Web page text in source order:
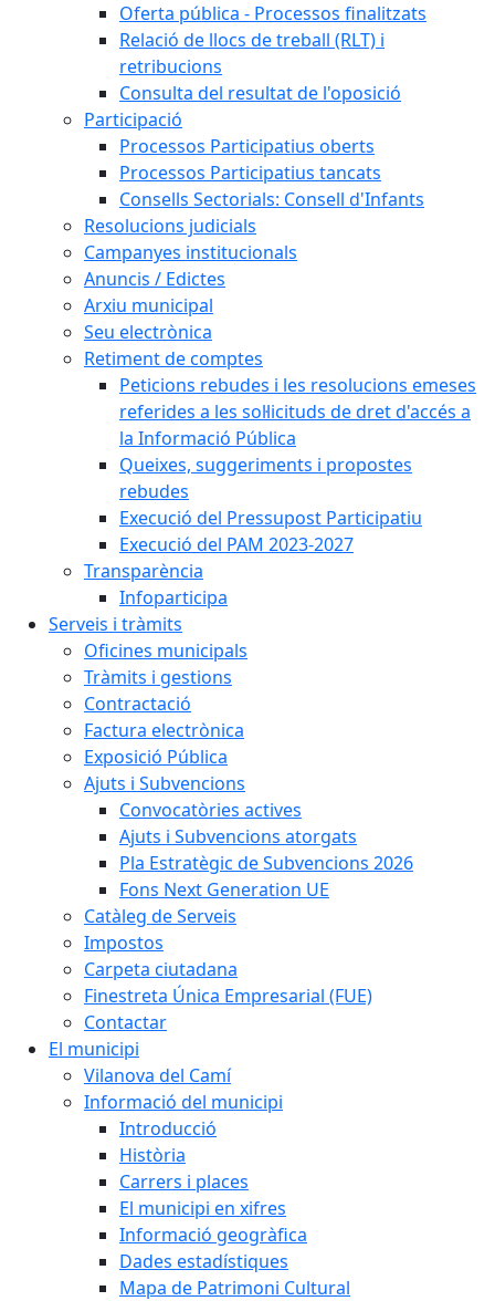
Oferta pública - Processos finalitzats
Relació de llocs de treball (RLT) i
retribucions
Consulta del resultat de l'oposició
Participació
Processos Participatius oberts
Processos Participatius tancats
Consells Sectorials: Consell d'Infants
Resolucions judicials
Campanyes institucionals
Anuncis / Edictes
Arxiu municipal
Seu electrònica
Retiment de comptes
Peticions rebudes i les resolucions emeses
referides a les sol·licituds de dret d'accés a
la Informació Pública
Queixes, suggeriments i propostes
rebudes
Execució del Pressupost Participatiu
Execució del PAM 2023-2027
Transparència
Infoparticipa
Serveis i tràmits
Oficines municipals
Tràmits i gestions
Contractació
Factura electrònica
Exposició Pública
Ajuts i Subvencions
Convocatòries actives
Ajuts i Subvencions atorgats
Pla Estratègic de Subvencions 2026
Fons Next Generation UE
Catàleg de Serveis
Impostos
Carpeta ciutadana
Finestreta Única Empresarial (FUE)
Contactar
El municipi
Vilanova del Camí
Informació del municipi
Introducció
Història
Carrers i places
El municipi en xifres
Informació geogràfica
Dades estadístiques
Mapa de Patrimoni Cultural